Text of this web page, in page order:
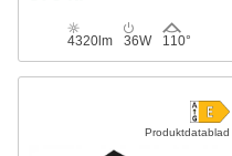
4320lm 36W 110°
Produktdatablad